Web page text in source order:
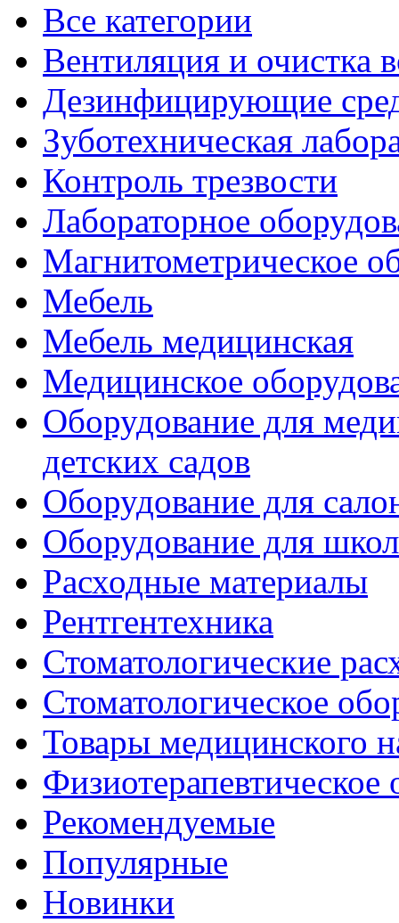
Все категории
Вентиляция и очистка
Дезинфицирующие
Зуботехническая
Контроль трезвости
Лабораторное
Магнитометрическое
Мебель
Мебель медицинская
Медицинское
Оборудование для
детских садов
Оборудование для
Оборудование для
Расходные материалы
Рентгентехника
Стоматологические
Стоматологическое
Товары медицинского
Физиотерапевтическое
Рекомендуемые
Популярные
Новинки